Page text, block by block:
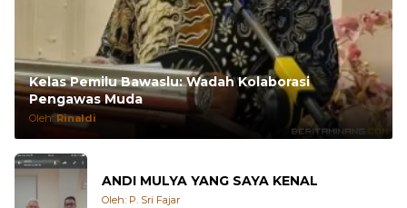
Kelas Pemilu Bawaslu: Wadah Kolaborasi
Pengawas Muda
Oleh:Rinaldi
ANDI MULYA YANG SAYA KENAL
Oleh: P. Sri Fajar